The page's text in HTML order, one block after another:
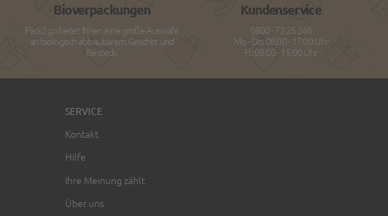
Bioverpackungen
Pack2go bietet Ihnen eine große Auswahl
an biologisch abbaubarem Geschirr und
Besteck.
Kundenservice
0800 - 72 25 246
Mo - Do: 08:00 - 17:00 Uhr
Fr: 08:00 - 15:00 Uhr
SERVICE
Kontakt
Hilfe
Ihre Meinung zählt
Über uns